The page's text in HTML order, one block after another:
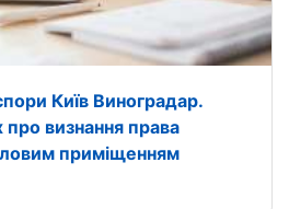
Київ Виноградар.
визнання права
приміщенням